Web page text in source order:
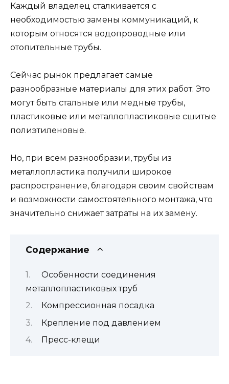
Каждый владелец сталкивается с
необходимостью замены коммуникаций, к
которым относятся водопроводные или
отопительные трубы.
Сейчас рынок предлагает самые
разнообразные материалы для этих работ. Это
могут быть стальные или медные трубы,
пластиковые или металлопластиковые сшитые
полиэтиленовые.
Но, при всем разнообразии, трубы из
металлопластика получили широкое
распространение, благодаря своим свойствам
и возможности самостоятельного монтажа, что
значительно снижает затраты на их замену.
Содержание
Особенности соединения
металлопластиковых труб
Компрессионная посадка
Крепление под давлением
Пресс-клещи